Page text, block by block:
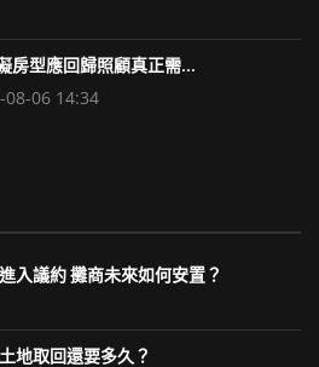
房型應回歸照顧真正需...
08-06 14:34
入議約 攤商未來如何安置？
地取回還要多久？